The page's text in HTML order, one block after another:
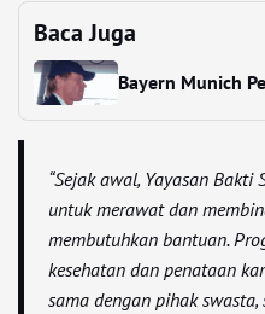
Baca Juga
Bayern Munich
“Sejak awal, Yayasan
untuk merawat dan
membutuhkan bantuan.
kesehatan dan penataan
sama dengan pihak swasta,